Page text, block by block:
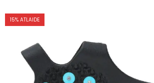
15% ATLAIDE